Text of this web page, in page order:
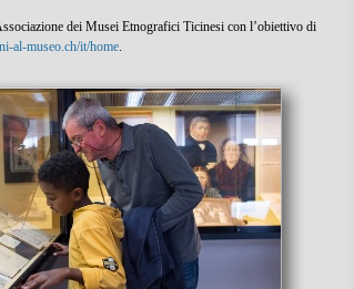
dei Musei Etnografici Ticinesi con l’obiettivo di
al-museo.ch/it/home.